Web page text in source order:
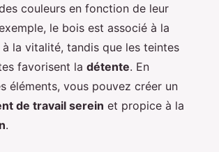
couleurs en fonction de leur
le bois est associé à la
la vitalité, tandis que les teintes
favorisent la détente. En
éléments, vous pouvez créer un
de travail serein et propice à la
.